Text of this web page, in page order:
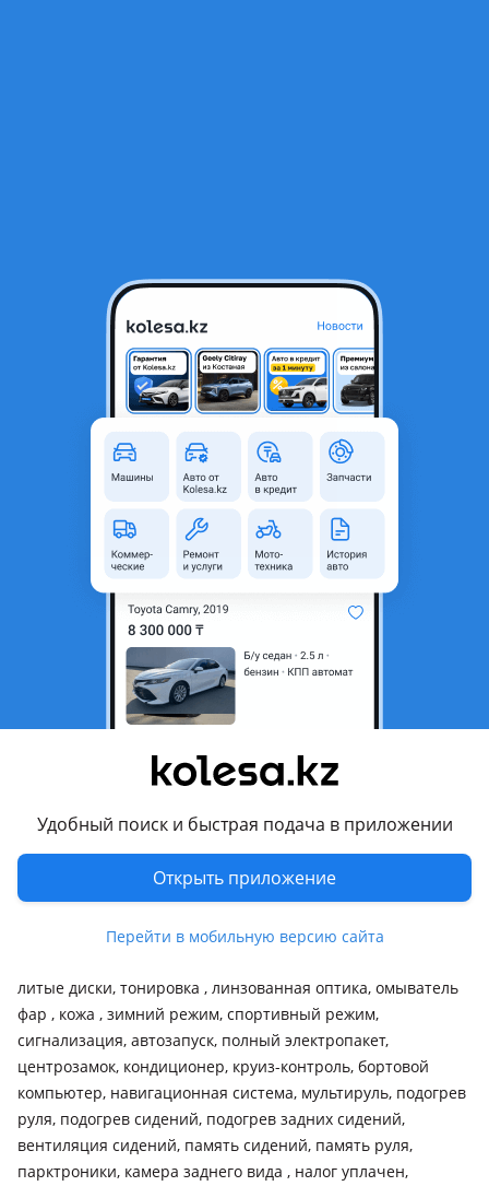
Удобный поиск и быстрая подача в приложении
Открыть приложение
Перейти в мобильную версию сайта
Toyota RAV4 2021 года
16 000 000 ₸
Объявление находится в архиве и может быть
Астана, Акмолинская
2019 - н.в. 5 поколение
Кроссовер
Объем двигателя, л
67 000 км
Вариатор
Привод
Полный привод
Руль
Слева
Цвет
белый
Растаможен в Казахстане
литые диски, тонировка , линзованная оптика, омыватель
фар , кожа , зимний режим, спортивный режим,
сигнализация, автозапуск, полный электропакет,
центрозамок, кондиционер, круиз-контроль, бортовой
компьютер, навигационная система, мультируль, подогрев
руля, подогрев сидений, подогрев задних сидений,
вентиляция сидений, память сидений, память руля,
парктроники, камера заднего вида , налог уплачен,